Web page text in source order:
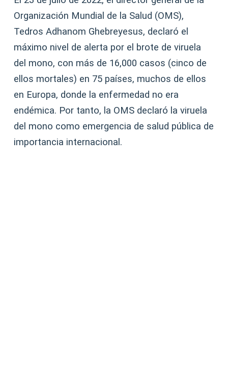
Organización Mundial de la Salud (OMS),
Tedros Adhanom Ghebreyesus, declaró el
máximo nivel de alerta por el brote de viruela
del mono, con más de 16,000 casos (cinco de
ellos mortales) en 75 países, muchos de ellos
en Europa, donde la enfermedad no era
endémica. Por tanto, la OMS declaró la viruela
del mono como emergencia de salud pública de
importancia internacional.